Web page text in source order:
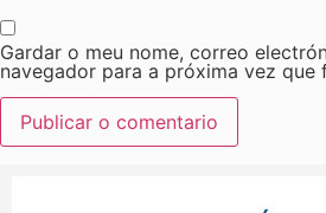
Gardar o meu nome, correo
navegador para a próxima vez que